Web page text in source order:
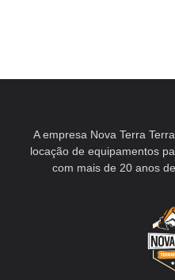
A empresa Nova Terra
locação de equipamentos
com mais de 20 anos